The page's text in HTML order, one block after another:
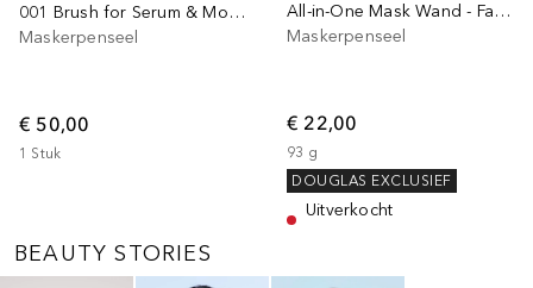
001 Brush for Serum & Moisturizer
Maskerpenseel
€ 50,00
1 Stuk
All-in-One Mask Wand - Face mask applicator & cleansing tool
Maskerpenseel
€ 22,00
93 g
DOUGLAS EXCLUSIEF
Uitverkocht
BEAUTY STORIES
Slider overslaan